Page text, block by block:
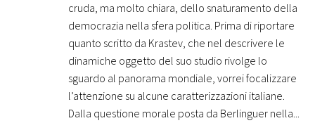
cruda, ma molto chiara, dello snaturamento della
democrazia nella sfera politica. Prima di riportare
quanto scritto da Krastev, che nel descrivere le
dinamiche oggetto del suo studio rivolge lo
sguardo al panorama mondiale, vorrei focalizzare
l’attenzione su alcune caratterizzazioni italiane.
Dalla questione morale posta da Berlinguer nella...